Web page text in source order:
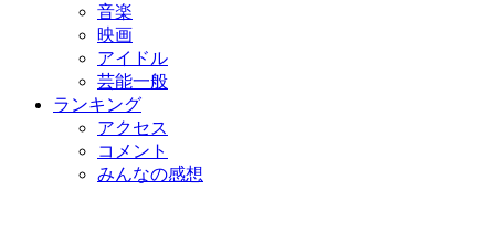
音楽
映画
アイドル
芸能一般
ランキング
アクセス
コメント
みんなの感想